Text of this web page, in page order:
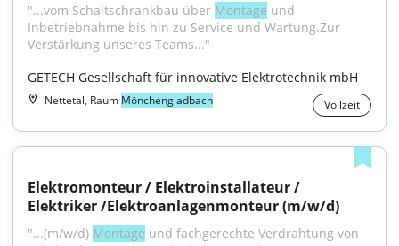
"...vom Schaltschrankbau über Montage und
Inbetriebnahme bis hin zu Service und Wartung.Zur
Verstärkung unseres Teams..."
GETECH Gesellschaft für innovative Elektrotechnik mbH
Nettetal, Raum Mönchengladbach Vollzeit
Elektromonteur / Elektroinstallateur /
Elektriker /Elektroanlagenmonteur (m/w/d)
"...(m/w/d) Montage und fachgerechte Verdrahtung von